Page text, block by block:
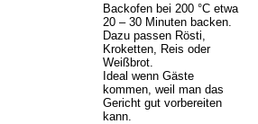
Backofen bei 200 °C etwa
20 – 30 Minuten backen.
Dazu passen Rösti,
Kroketten, Reis oder
Weißbrot.
Ideal wenn Gäste
kommen, weil man das
Gericht gut vorbereiten
kann.